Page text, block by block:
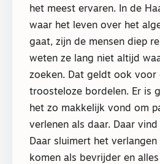
het meest ervaren. In de
waar het leven over het
gaat, zijn de mensen diep
weten ze lang niet altijd
zoeken. Dat geldt ook voor
troosteloze bordelen. Er is
het zo makkelijk vond om
verlenen als daar. Daar
Daar sluimert het verlangen
komen als bevrijder en